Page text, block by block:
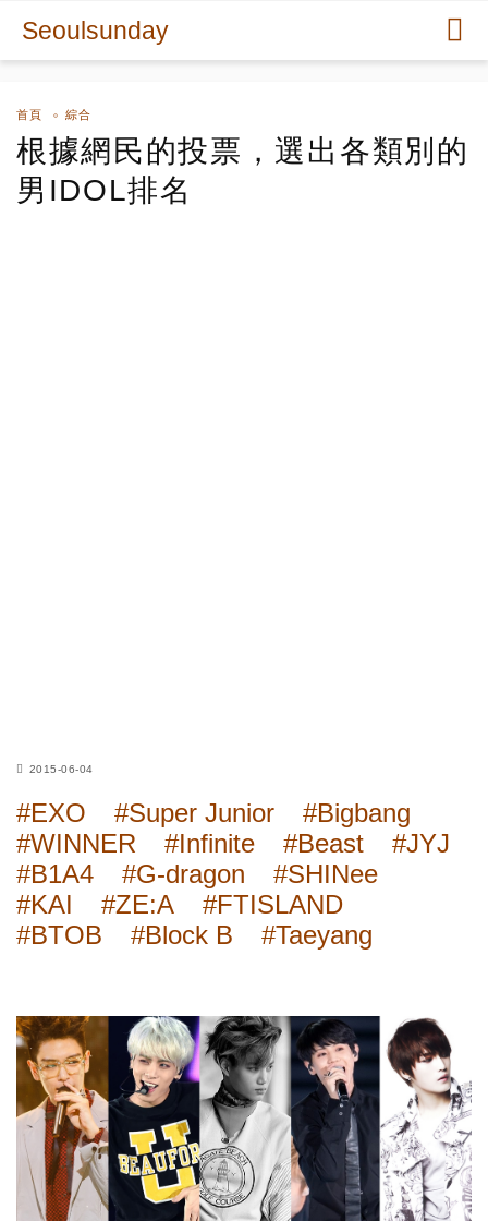
Seoulsunday
首頁 綜合
根據網民的投票，選出各類別的
男IDOL排名
2015-06-04
#EXO #Super Junior
#Bigbang
#WINNER
#Infinite #Beast
#JYJ
#B1A4
#G-dragon
#SHINee
#KAI
#ZE:A
#FTISLAND
#BTOB
#Block B #Taeyang